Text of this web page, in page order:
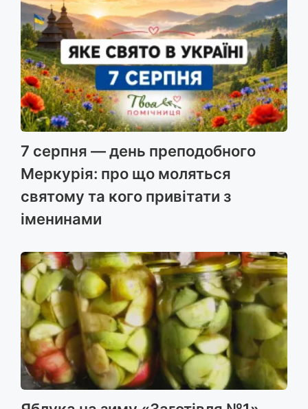
7 серпня — день преподобного
Меркурія: про що моляться
святому та кого привітати з
іменинами